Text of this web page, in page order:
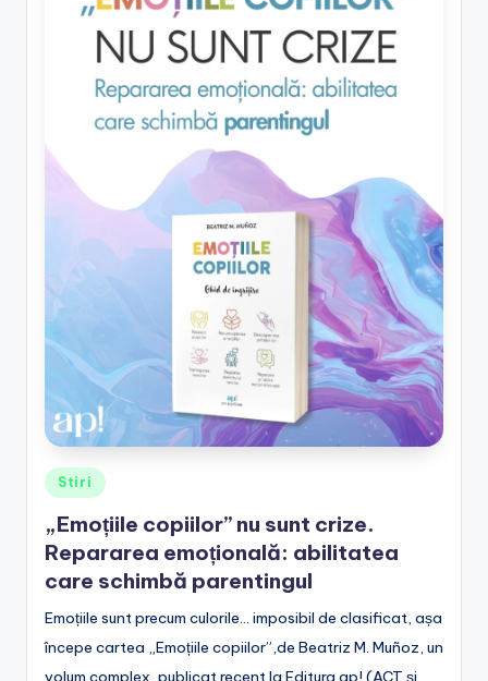
Posted
Stiri
„Emoțiile copiilor” nu sunt crize.
Repararea emoțională: abilitatea
care schimbă parentingul
Emoțiile sunt precum culorile... imposibil de clasificat, așa
începe cartea „Emoțiile copiilor”,de Beatriz M. Muñoz, un
volum complex, publicat recent la Editura ap! (ACT și